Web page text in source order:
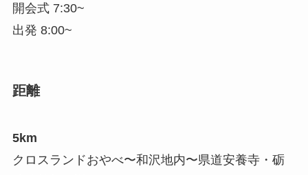
開会式 7:30~
出発 8:00~
距離
5km
クロスランドおやべ〜和沢地内〜県道安養寺・砺